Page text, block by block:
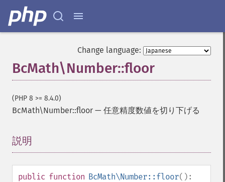
Change language:
BcMath\Number::floor
(PHP 8 >= 8.4.0)
BcMath\Number::floor — 任意精度数値を切り下げる
説明
public function BcMath\Number::floor():